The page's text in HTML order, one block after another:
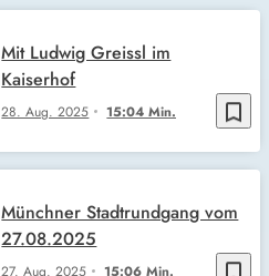
bookmark_border
28. Aug. 2025 15:04 Min.
Mit Ludwig Greissl im
Kaiserhof
27. Aug. 2025 15:06 Min.
Münchner Stadtrundgang vom
27.08.2025